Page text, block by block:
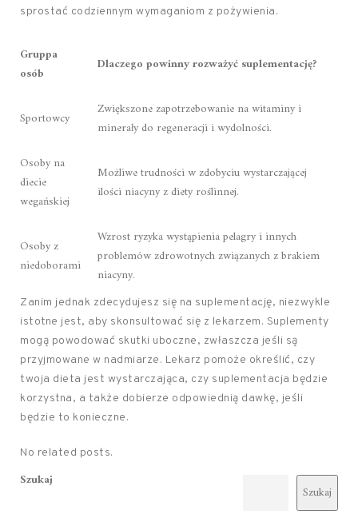
sprostać codziennym wymaganiom z pożywienia.
Gruppa
osób
Dlaczego powinny rozważyć suplementację?
Sportowcy
Zwiększone zapotrzebowanie na witaminy i
minerały do regeneracji i wydolności.
Osoby na
diecie
wegańskiej
Możliwe trudności w zdobyciu wystarczającej
ilości niacyny z diety roślinnej.
Osoby z
niedoborami
Wzrost ryzyka wystąpienia pelagry i innych
problemów zdrowotnych związanych z brakiem
niacyny.
Zanim jednak zdecydujesz się na suplementację, niezwykle
istotne jest, aby skonsultować się z lekarzem. Suplementy
mogą powodować skutki uboczne, zwłaszcza jeśli są
przyjmowane w nadmiarze. Lekarz pomoże określić, czy
twoja dieta jest wystarczająca, czy suplementacja będzie
korzystna, a także dobierze odpowiednią dawkę, jeśli
będzie to konieczne.
No related posts.
Szukaj
Szukaj